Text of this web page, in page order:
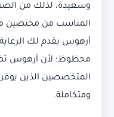
وسعيدة، لذلك من
المناسب من مختصين
أرهوس يقدم لك الرعاية
محظوظ؛ لأن أرهوس
المتخصصين الذين
ومتكاملة.